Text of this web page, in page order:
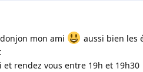
mon ami
aussi bien les
et rendez vous entre 19h et 19h30